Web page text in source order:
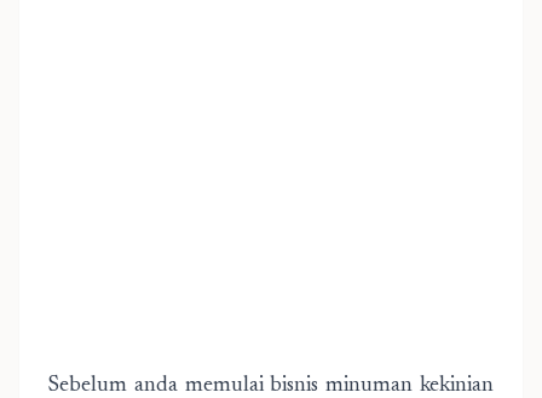
Sebelum anda memulai bisnis minuman kekinian